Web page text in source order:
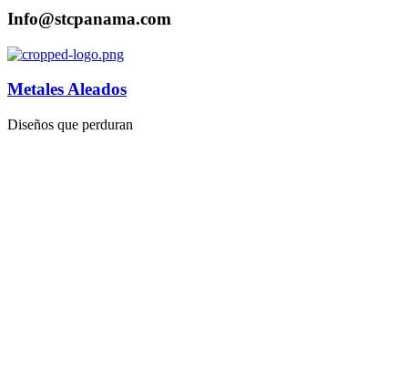
Info@stcpanama.com
Metales Aleados
Diseños que perduran